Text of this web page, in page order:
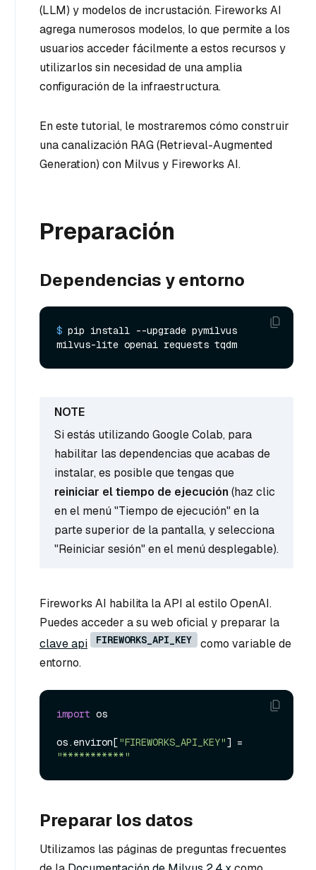
(LLM) y modelos de incrustación. Fireworks AI
agrega numerosos modelos, lo que permite a los
usuarios acceder fácilmente a estos recursos y
utilizarlos sin necesidad de una amplia
configuración de la infraestructura.
En este tutorial, le mostraremos cómo construir
una canalización RAG (Retrieval-Augmented
Generation) con Milvus y Fireworks AI.
Preparación
Dependencias y entorno
$ pip install --upgrade pymilvus
milvus-lite openai requests tqdm
Si estás utilizando Google Colab, para
habilitar las dependencias que acabas de
instalar, es posible que tengas que
reiniciar el tiempo de ejecución(haz clic
en el menú "Tiempo de ejecución" en la
parte superior de la pantalla, y selecciona
"Reiniciar sesión" en el menú desplegable).
Fireworks AI habilita la API al estilo OpenAI.
Puedes acceder a su web oficial y preparar la
clave api
FIREWORKS_API_KEY
como variable de
entorno.
import os
os.environ["FIREWORKS_API_KEY"
"***********"
Preparar los datos
Utilizamos las páginas de preguntas frecuentes